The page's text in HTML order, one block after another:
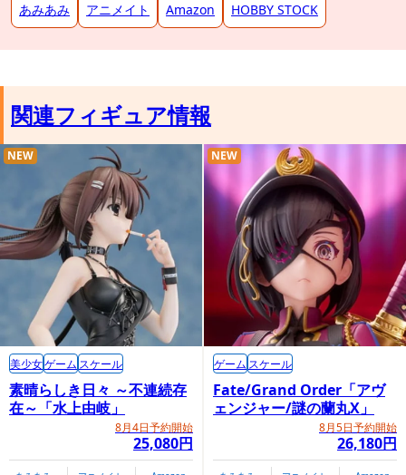
あみあみ アニメイト Amazon HOBBY STOCK
関連フィギュア情報
素晴らしき日々 ～不連続存
在～「水上由岐」
8月4日予約開始
25,080円
NEW
美少女ゲーム スケール
Fate/Grand Order「アヴ
ェンジャー/謎の蘭丸X」
8月5日予約開始
26,180円
NEW
ゲーム スケール